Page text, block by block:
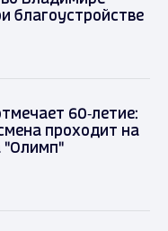
благоустройстве
60‑летие:
проходит на
"Олимп"